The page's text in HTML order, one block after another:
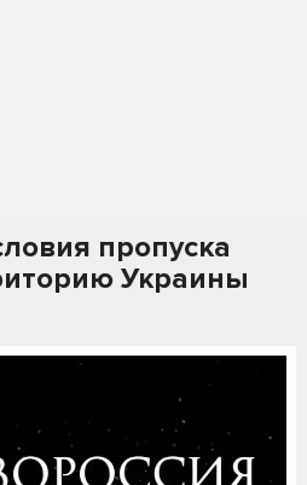
пропуска
Украины